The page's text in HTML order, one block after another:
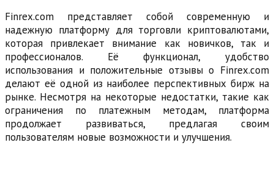
Finrex.com представляет собой современную и
надежную платформу для торговли криптовалютами,
которая привлекает внимание как новичков, так и
профессионалов. Её функционал, удобство
использования и положительные отзывы о Finrex.com
делают её одной из наиболее перспективных бирж на
рынке. Несмотря на некоторые недостатки, такие как
ограничения по платежным методам, платформа
продолжает развиваться, предлагая своим
пользователям новые возможности и улучшения.